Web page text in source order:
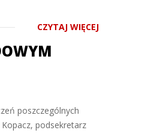
CZYTAJ WIĘCEJ
poszczególnych
podsekretarz